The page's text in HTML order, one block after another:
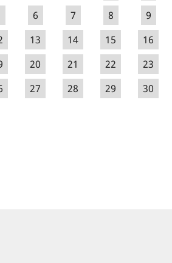
6 7 8
9
13 14 15
16
20 21 22
23
27 28 29
30